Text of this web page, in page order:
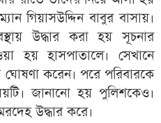
গিয়াসউদ্দিন বাবুর বাসায়।
উদ্ধার করা হয় সূচনার
হয় হাসপাতালে। সেখানে
করেন। পরে পরিবারকে
জানানো হয় পুলিশকেও।
উদ্ধার করে।